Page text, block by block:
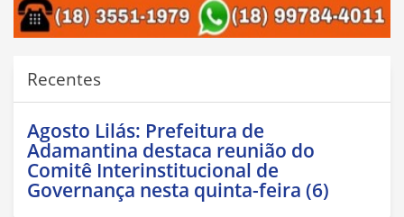
Recentes
Agosto Lilás: Prefeitura de
Adamantina destaca reunião do
Comitê Interinstitucional de
Governança nesta quinta-feira (6)